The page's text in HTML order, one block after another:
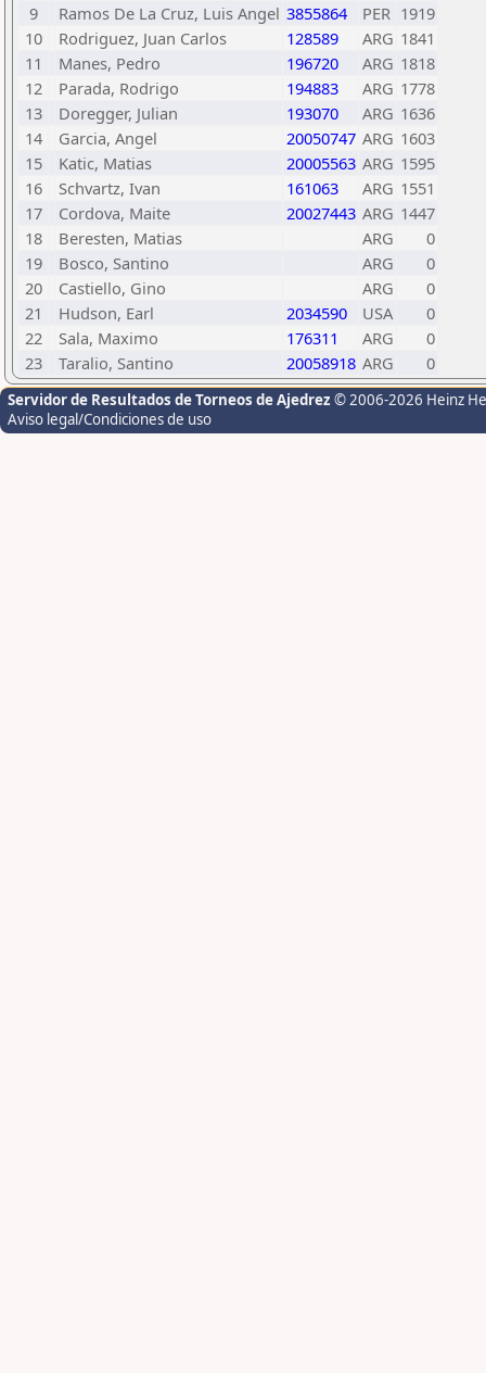
9
Ramos De La Cruz, Luis Angel 3855864 PER 1919
10
Rodriguez, Juan Carlos 128589 ARG 1841
11
Manes, Pedro 196720 ARG 1818
12
Parada, Rodrigo 194883 ARG 1778
13
Doregger, Julian 193070 ARG 1636
14
Garcia, Angel 20050747 ARG 1603
15
Katic, Matias 20005563 ARG 1595
16
Schvartz, Ivan 161063 ARG 1551
17
Cordova, Maite 20027443 ARG 1447
18
Beresten, Matias ARG
0
19
Bosco, Santino ARG
0
20
Castiello, Gino ARG
0
21
Hudson, Earl 2034590 USA
0
22
Sala, Maximo 176311 ARG
0
23
Taralio, Santino 20058918 ARG 0
Servidor de Resultados de Torneos de Ajedrez © 2006-2026 Heinz
Aviso legal/Condiciones de uso